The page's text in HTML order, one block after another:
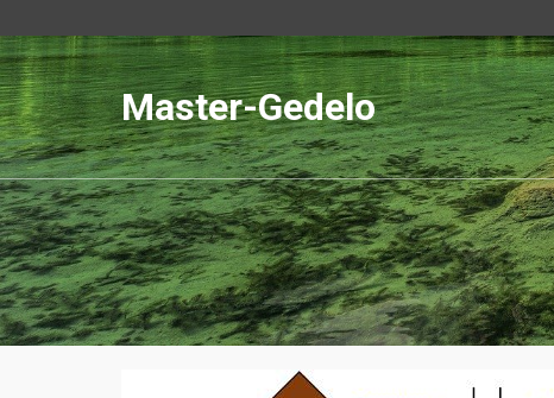
Master-Gedelo